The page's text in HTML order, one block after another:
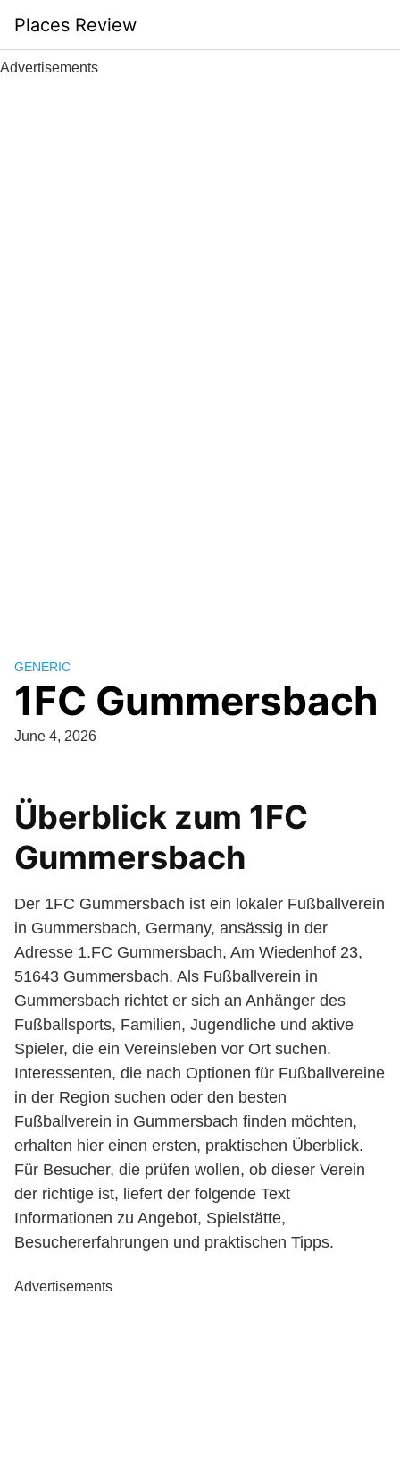
content
Places Review
Advertisements
GENERIC
1FC Gummersbach
June 4, 2026
Überblick zum 1FC
Gummersbach
Der 1FC Gummersbach ist ein lokaler Fußballverein
in Gummersbach, Germany, ansässig in der
Adresse 1.FC Gummersbach, Am Wiedenhof 23,
51643 Gummersbach. Als Fußballverein in
Gummersbach richtet er sich an Anhänger des
Fußballsports, Familien, Jugendliche und aktive
Spieler, die ein Vereinsleben vor Ort suchen.
Interessenten, die nach Optionen für Fußballvereine
in der Region suchen oder den besten
Fußballverein in Gummersbach finden möchten,
erhalten hier einen ersten, praktischen Überblick.
Für Besucher, die prüfen wollen, ob dieser Verein
der richtige ist, liefert der folgende Text
Informationen zu Angebot, Spielstätte,
Besuchererfahrungen und praktischen Tipps.
Advertisements